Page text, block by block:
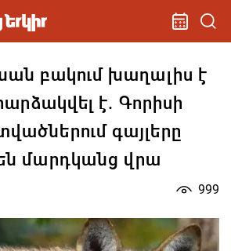
բակում խաղալիս է
է. Գորիսի
գայլերը
մարդկանց վրա
999